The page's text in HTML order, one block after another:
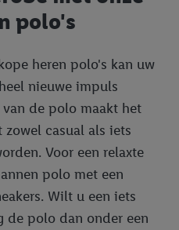
polo's
heren polo's kan uw
nieuwe impuls
de polo maakt het
casual als iets
Voor een relaxte
polo met een
Wilt u een iets
de polo dan onder een